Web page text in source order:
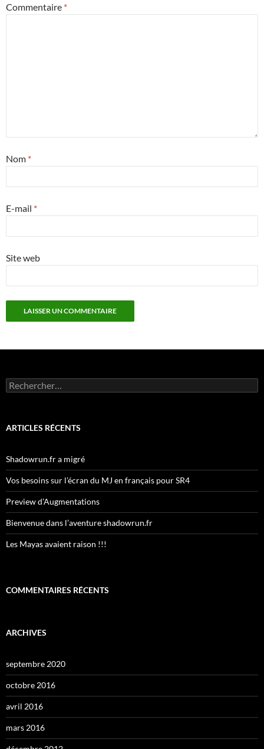
Commentaire *
Nom *
E-mail *
Site web
Rechercher :
ARTICLES RÉCENTS
Shadowrun.fr a migré
Vos besoins sur l’écran du MJ en français pour SR4
Preview d’Augmentations
Bienvenue dans l’aventure shadowrun.fr
Les Mayas avaient raison !!!
COMMENTAIRES RÉCENTS
ARCHIVES
septembre 2020
octobre 2016
avril 2016
mars 2016